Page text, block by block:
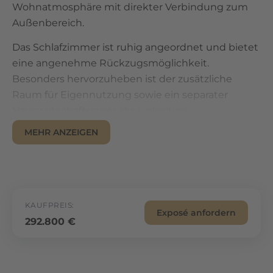
Wohnatmosphäre mit direkter Verbindung zum
Außenbereich.
Das Schlafzimmer ist ruhig angeordnet und bietet
eine angenehme Rückzugsmöglichkeit.
Besonders hervorzuheben ist der zusätzliche
Raum für Eigennutzung sowie ein separater
Nutzungsmöglichkeiten schaffen und die
Alltagstauglichkeit deutlich verbessern.
Terrassenzugang macht diese Einheit zu einer
attraktiven Lösung für Eigennutzer und
MEHR ANZEIGEN
KAUFPREIS:
292.800 €
Exposé anfordern